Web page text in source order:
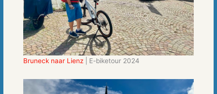
Bruneck naar Lienz | E-biketour 2024